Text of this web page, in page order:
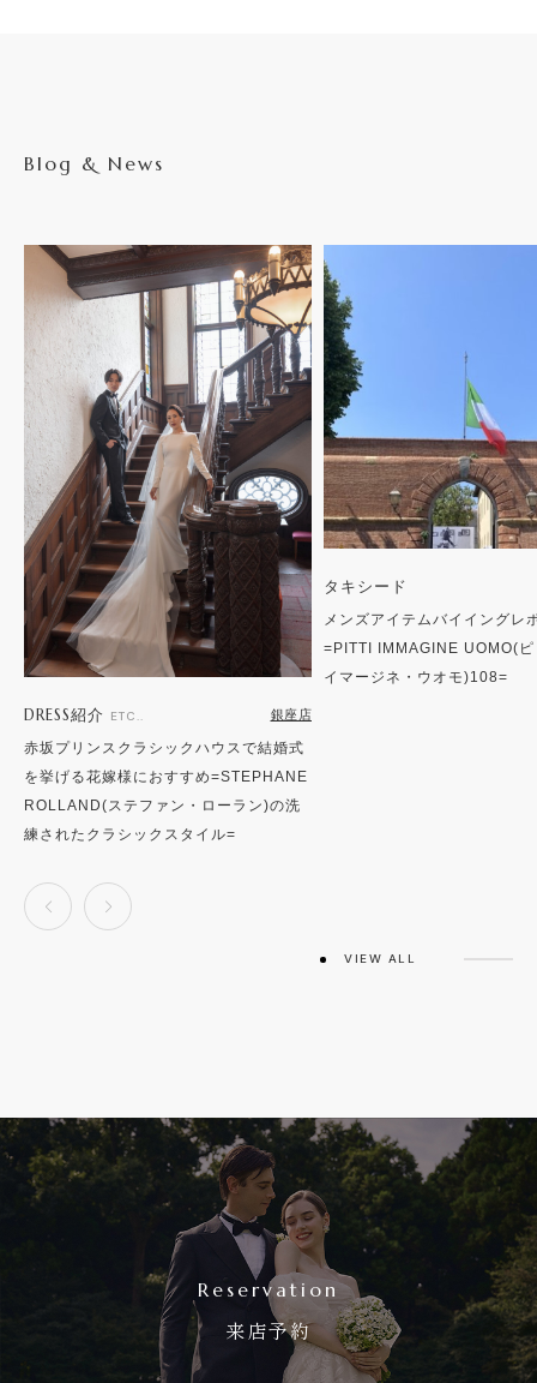
Blog & News
DRESS紹介 ETC.. 銀座店
赤坂プリンスクラシックハウスで結婚式
を挙げる花嫁様におすすめ=STEPHANE
ROLLAND(ステファン・ローラン)の洗
練されたクラシックスタイル=
タキシード
メンズアイテムバイイングレ
=PITTI IMMAGINE UOMO(ピ
イマージネ・ウオモ)108=
VIEW ALL
Reservation
来店予約